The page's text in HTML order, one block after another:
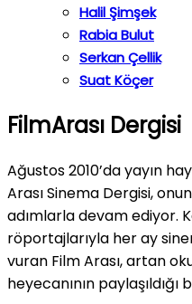
Halil Şimşek
Rabia Bulut
Serkan Çellik
Suat Köçer
FilmArası Dergisi
Ağustos 2010’da yayın
Arası Sinema Dergisi,
adımlarla devam ediyor.
röportajlarıyla her ay
vuran Film Arası, artan
heyecanının